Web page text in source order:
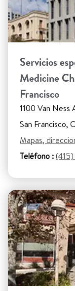
Servicios
Medicine
Francisco
1100 Van Ness
San Francisco,
Mapas,
Teléfono :